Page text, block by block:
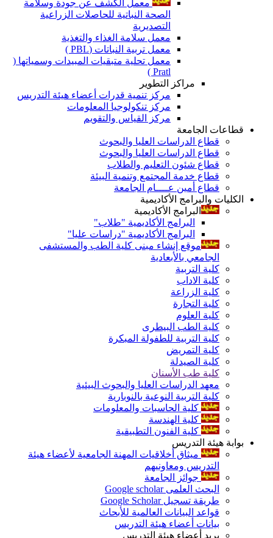
معمل الكشف عن جودة وسلامة
الصحة النباتية للحاصلات الزراعية
التصديرية
معمل سلامة الغذاء والتغذية
معمل تربية النباتات (PBL )
معمل تحلية متبقيات المبيدات وسمياتها (
Pratl )
مراكز التطوير
مركز تنمية قدرات أعضاء هيئة التدريس
مركز تنكولوجيا المعلومات
مركز القياس والتقويم
قطاعات الجامعة
قطاع الدراسات العليا والبحوث
قطاع الدراسات العليا والبحوث
قطاع شئون التعليم والطلاب
قطاع خدمة المجتمع وتنمية البيئة
قطاع أمين عــــام الجامعة
الكليات والبرامج الأكاديمية
البرامج الأكاديمية
البرامج الأكاديمية "طلاب"
البرامج الأكاديمية "دراسات عليا"
موقع إنشاء مبنى كلية الطب والمستشفى
الجامعي بالأبعادية
كلية التربية
كلية الاداب
كلية الزراعة
كلية التجارة
كلية العلوم
كلية الطب البيطرى
كلية التربية للطفولة المبكرة
كلية التمريض
كلية الصيدلة
كلية طب الأسنان
معهد الدراسات العليا والبحوث البيئية
كلية التربية النوعية بالنوبارية
كلية الحاسبات والمعلومات
كلية الهندسة
كلية الفنون التطبيقية
بوابة هيئة التدريس
ميثاق أخلاقيات المهنة الجامعية لأعضاء هيئة
التدريس ومعاونيهم
جوائز الجامعة
البحث العلمى Google scholar
طريقة تسجيل Google Scholar
قواعد البيانات العالمية للأبحاث
بيانات أعضاء هيئة التدريس
بريد أعضاء هيئة التدريس